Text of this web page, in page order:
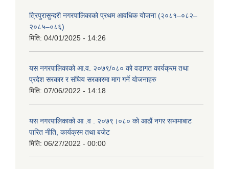
त्रिपुरासुन्दरी नगरपालिकाको प्रथम आवधिक योजना (२०८१–०८२–
२०८५–०८६)
मिति: 04/01/2025 - 14:26
यस नगरपालिकाको आ.व. २०७९/०८० को वडागत कार्यक्रम तथा
प्रदेश सरकार र संघिय सरकारमा माग गर्ने याेजनाहरु
मिति: 07/06/2022 - 14:18
यस नगरपालिकाको आ‍ .व . २०७९।०८० को आठौं नगर सभामाबाट
पारित नीति, कार्यक्रम तथा बजेट
मिति: 06/27/2022 - 00:00